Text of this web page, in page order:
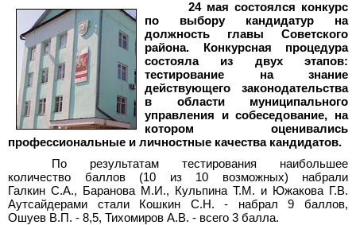
24 мая состоялся конкурс
по выбору кандидатур на
должность главы Советского
района. Конкурсная процедура
состояла из двух этапов:
тестирование на знание
действующего законодательства
в области муниципального
управления и собеседование, на
котором оценивались
профессиональные и личностные качества кандидатов.
По результатам тестирования наибольшее
количество баллов (10 из 10 возможных) набрали
Галкин С.А., Баранова М.И., Кульпина Т.М. и Южакова Г.В.
Аутсайдерами стали Кошкин С.Н. - набрал 9 баллов,
Ошуев В.П. - 8,5, Тихомиров А.В. - всего 3 балла.